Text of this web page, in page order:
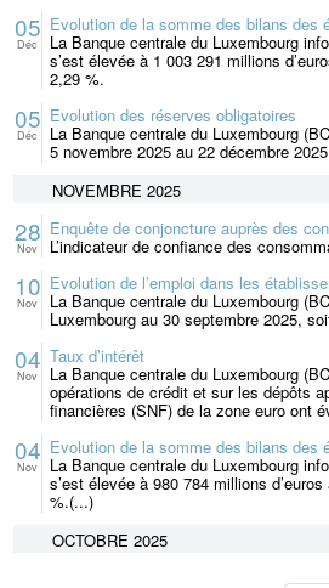
05
Déc
Evolution de la somme des bilans des
La Banque centrale du Luxembourg
s’est élevée à 1 003 291 millions
2,29 %.
05
Déc
Evolution des réserves obligatoires
La Banque centrale du Luxembourg
5 novembre 2025 au 22 décembre
NOVEMBRE 2025
28
Nov
Enquête de conjoncture auprès des
L’indicateur de confiance des
10
Nov
Evolution de l’emploi dans les
La Banque centrale du Luxembourg
Luxembourg au 30 septembre 2025,
04
Nov
Taux d’intérêt
La Banque centrale du Luxembourg
opérations de crédit et sur les dépôts
financières (SNF) de la zone euro ont
04
Nov
Evolution de la somme des bilans des
La Banque centrale du Luxembourg
s’est élevée à 980 784 millions
%.(...)
OCTOBRE 2025